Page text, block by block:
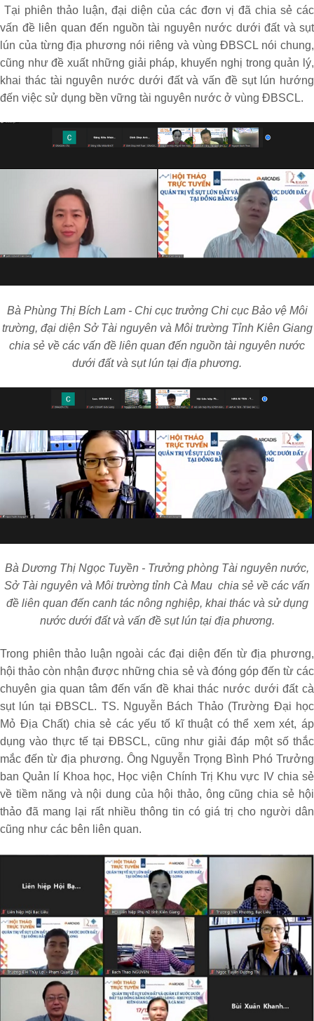
Tại phiên thảo luận, đại diện của các đơn vị đã chia sẻ các
vấn đề liên quan đến nguồn tài nguyên nước dưới đất và sụt
lún của từng địa phương nói riêng và vùng ĐBSCL nói chung,
cũng như đề xuất những giải pháp, khuyến nghị trong quản lý,
khai thác tài nguyên nước dưới đất và vấn đề sụt lún hướng
đến việc sử dụng bền vững tài nguyên nước ở vùng ĐBSCL.
Bà Phùng Thị Bích Lam - Chi cục trưởng Chi cục Bảo vệ Môi
trường, đại diện Sở Tài nguyên và Môi trường Tỉnh Kiên Giang
chia sẻ về các vấn đề liên quan đến nguồn tài nguyên nước
dưới đất và sụt lún tại địa phương.
Bà Dương Thị Ngọc Tuyền - Trưởng phòng Tài nguyên nước,
Sở Tài nguyên và Môi trường tỉnh Cà Mau chia sẻ về các vấn
đề liên quan đến canh tác nông nghiệp, khai thác và sử dụng
nước dưới đất và vấn đề sụt lún tại địa phương.
Trong phiên thảo luận ngoài các đại diện đến từ địa phương,
hội thảo còn nhận được những chia sẻ và đóng góp đến từ các
chuyên gia quan tâm đến vấn đề khai thác nước dưới đất cà
sụt lún tại ĐBSCL. TS. Nguyễn Bách Thảo (Trường Đại học
Mỏ Địa Chất) chia sẻ các yếu tố kĩ thuật có thể xem xét, áp
dụng vào thực tế tại ĐBSCL, cũng như giải đáp một số thắc
mắc đến từ địa phương. Ông Nguyễn Trọng Bình Phó Trưởng
ban Quản lí Khoa học, Học viện Chính Trị Khu vực IV chia sẻ
về tiềm năng và nội dung của hội thảo, ông cũng chia sẻ hội
thảo đã mang lại rất nhiều thông tin có giá trị cho người dân
cũng như các bên liên quan.